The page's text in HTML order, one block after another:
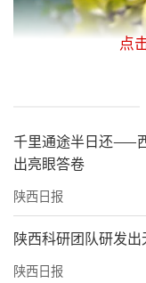
“顺气暖胃，果
酒回头客对其
点
千里通途半日还——
出亮眼答卷
陕西日报
陕西科研团队研发
陕西日报